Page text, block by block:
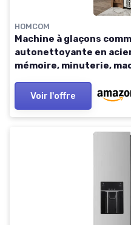
HOMCOM
Machine à glaçons
autonettoyante en
mémoire, minuterie,
caféVoir l'offre